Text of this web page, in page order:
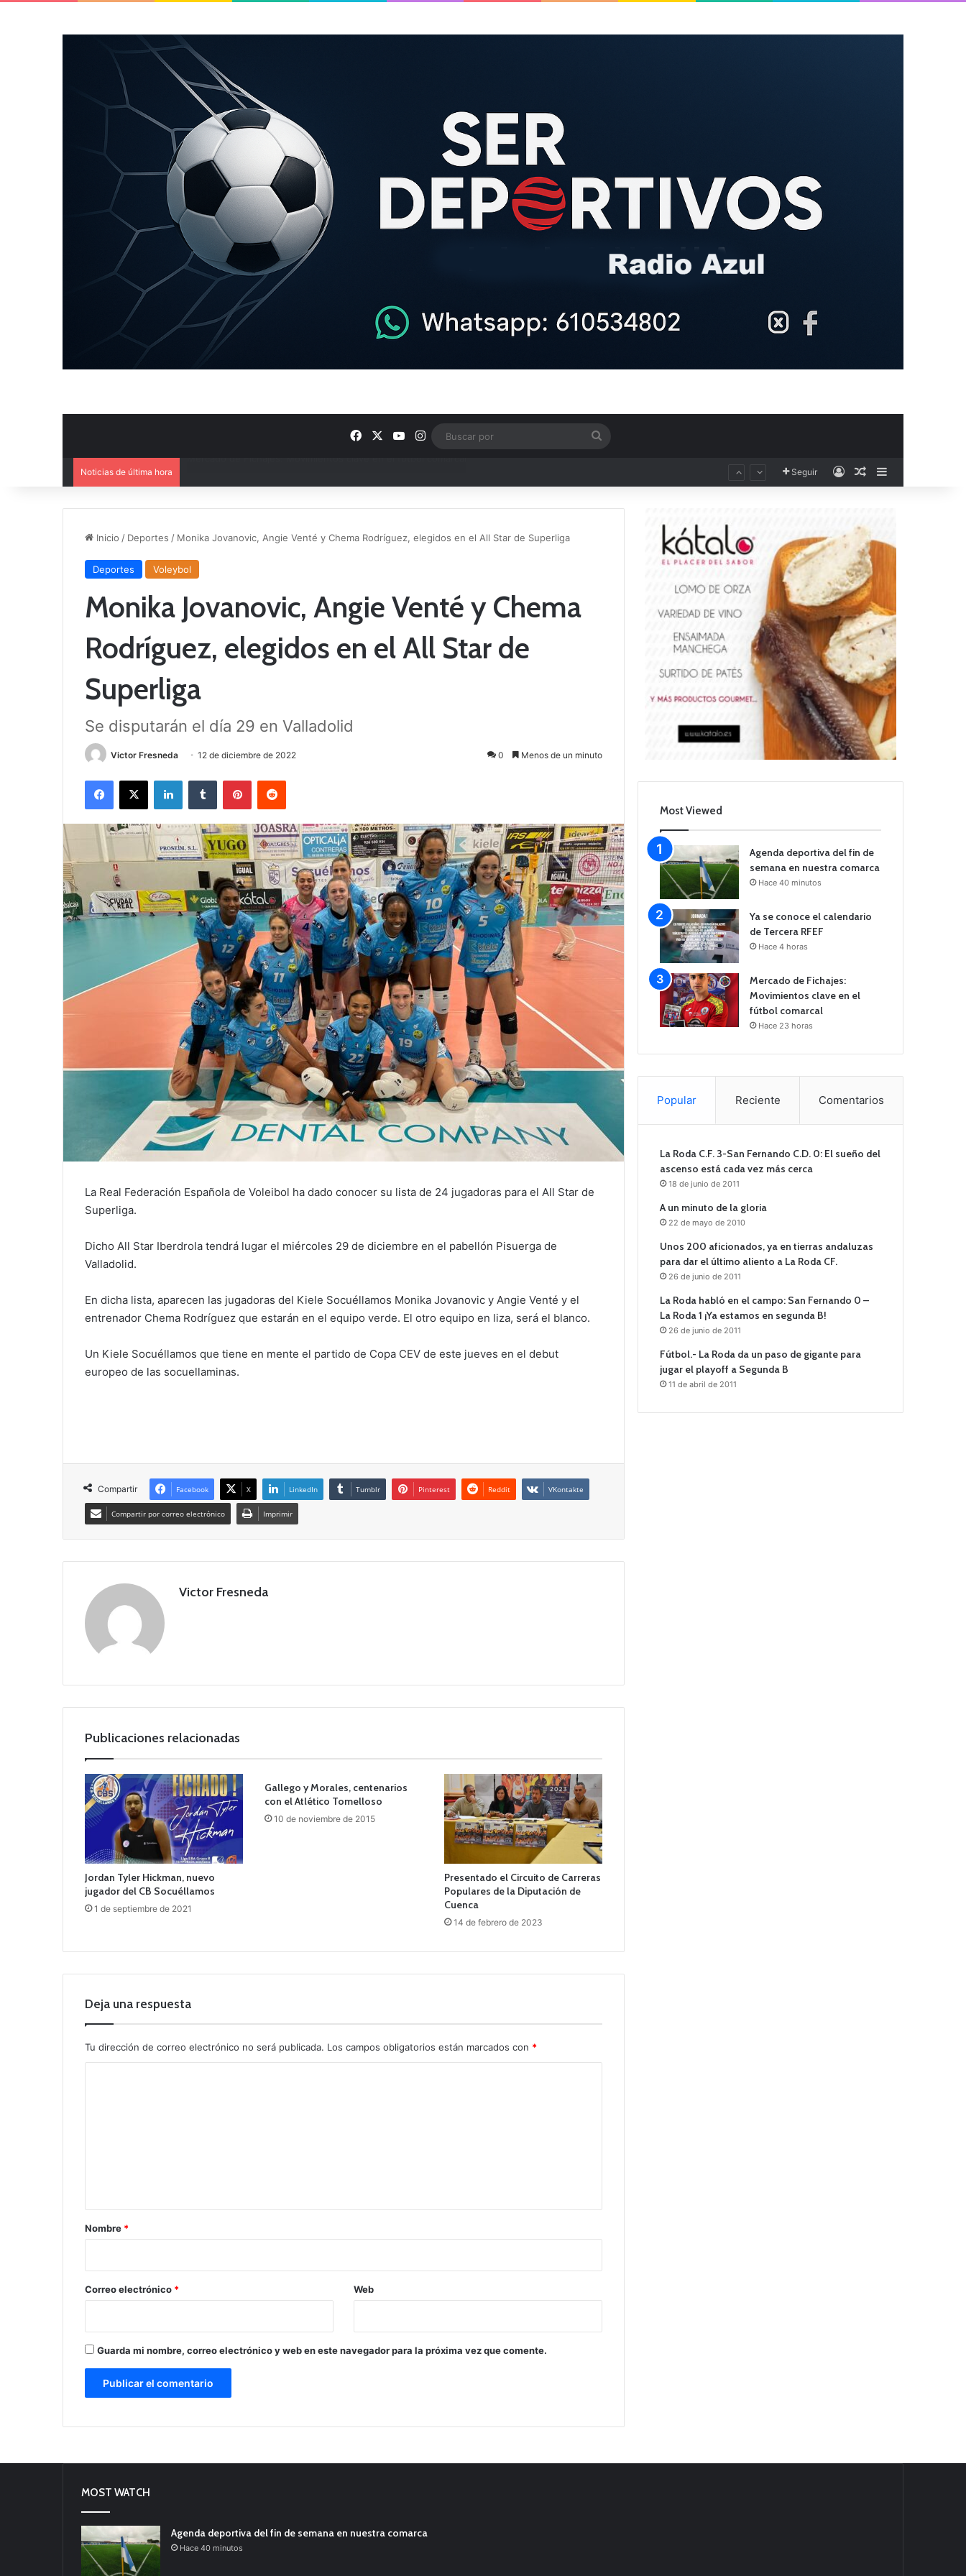
FacebookYouTube
Instagram
Noticias de última hora Seguir AccesoPublicación al
Inicio / Deportes / Monika Jovanovic, Angie Venté y Chema Rodríguez, elegidos en el All Star de Superliga
Deportes Voleybol
Monika Jovanovic, Angie Venté y Chema
Rodríguez, elegidos en el All Star de
Superliga
Se disputarán el día 29 en Valladolid
Victor Fresneda 12 de diciembre de 2022 0 Menos de un minuto
La Real Federación Española de Voleibol ha dado conocer su lista de 24 jugadoras para el All Star de
Superliga.
Dicho All Star Iberdrola tendrá lugar el miércoles 29 de diciembre en el pabellón Pisuerga de
Valladolid.
En dicha lista, aparecen las jugadoras del Kiele Socuéllamos Monika Jovanovic y Angie Venté y el
entrenador Chema Rodríguez que estarán en el equipo verde. El otro equipo en liza, será el blanco.
Un Kiele Socuéllamos que tiene en mente el partido de Copa CEV de este jueves en el debut
europeo de las socuellaminas.
Compartir Facebook X LinkedIn Tumblr Pinterest Reddit VKontakte
Compartir por correo electrónico Imprimir
Victor Fresneda
Publicaciones relacionadas
Jordan Tyler Hickman, nuevo
jugador del CB Socuéllamos
1 de septiembre de 2021
Gallego y Morales, centenarios
con el Atlético Tomelloso
10 de noviembre de 2015
Presentado el Circuito de Carreras
Populares de la Diputación de
Cuenca
14 de febrero de 2023
Deja una respuesta
Tu dirección de correo electrónico no será publicada. Los campos obligatorios están marcados con *
r
*
Nombre *
Correo electrónico * Web
Guarda mi nombre, correo electrónico y web en este navegador para la próxima vez que comente.
Most Viewed
Agenda deportiva del fin de
semana en nuestra comarca
Hace 40 minutos
Ya se conoce el calendario
de Tercera RFEF
Hace 4 horas
Mercado de Fichajes:
Movimientos clave en el
fútbol comarcal
Hace 23 horas
Popular Reciente Comentarios
La Roda C.F. 3-San Fernando C.D. 0: El sueño del
ascenso está cada vez más cerca
18 de junio de 2011
A un minuto de la gloria
22 de mayo de 2010
Unos 200 aficionados, ya en tierras andaluzas
para dar el último aliento a La Roda CF.
26 de junio de 2011
La Roda habló en el campo: San Fernando 0 –
La Roda 1 ¡Ya estamos en segunda B!
26 de junio de 2011
Fútbol.- La Roda da un paso de gigante para
jugar el playoff a Segunda B
11 de abril de 2011
MOST WATCH
Agenda deportiva del fin de semana en nuestra comarca
Hace 40 minutos